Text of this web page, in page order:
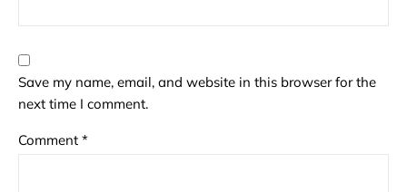
Save my name, email, and website in this browser for the
next time I comment.
Comment *